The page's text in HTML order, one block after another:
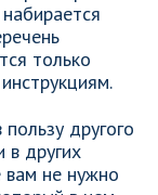
только
другого
в других
не нужно